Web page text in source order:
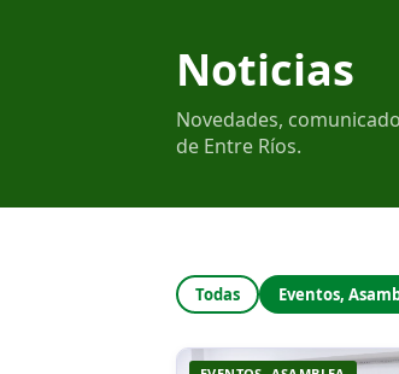
Noticias
Novedades,
de Entre Ríos.
Todas Eventos,